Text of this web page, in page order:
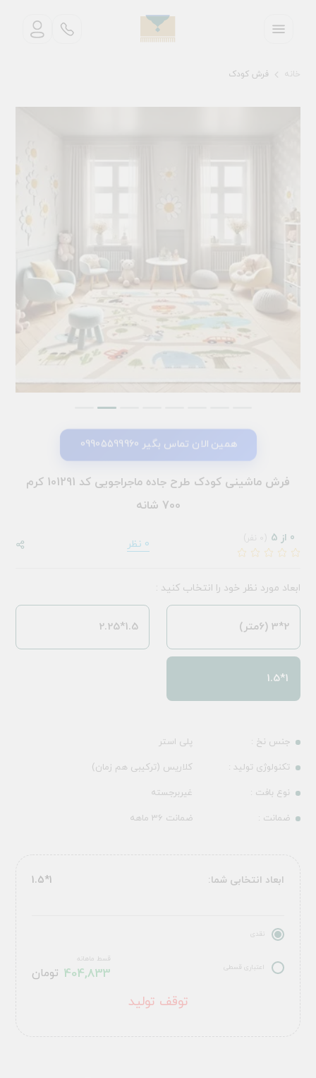
خانه فرش کودک
همین الان تماس بگیر 09905599960
فرش ماشینی کودک طرح جاده ماجراجویی کد 101291 کرم
700 شانه
0 از 5 0 نظر
جنس نخ :
پلی استر
تکنولوژی تولید :
کلاریس (ترکیبی هم زمان)
نوع بافت :
غیربرجسته
ضمانت :
ضمانت 36 ماهه
ابعاد مورد نظر خود را انتخاب کنید :
2*3 (6متر) 1.5*2.25
1*1.5
ابعاد انتخابی شما: 1*1.5
نقدی
اعتباری قسطی
قسط ماهانه
404,833 تومان
توقف تولید